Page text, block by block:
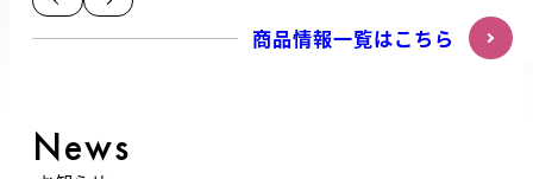
商品情報一覧はこちら
News